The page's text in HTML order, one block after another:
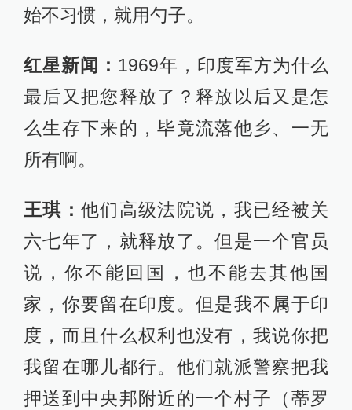
始不习惯，就用勺子。
红星新闻： 1969年，印度军方为什么
最后又把您释放了？释放以后又是怎
么生存下来的，毕竟流落他乡、一无
所有啊。
王琪： 他们高级法院说，我已经被关
六七年了，就释放了。但是一个官员
说，你不能回国，也不能去其他国
家，你要留在印度。但是我不属于印
度，而且什么权利也没有，我说你把
我留在哪儿都行。他们就派警察把我
押送到中央邦附近的一个村子（蒂罗